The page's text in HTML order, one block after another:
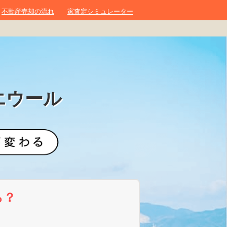
不動産売却の流れ 家査定シミュレーター
ウール